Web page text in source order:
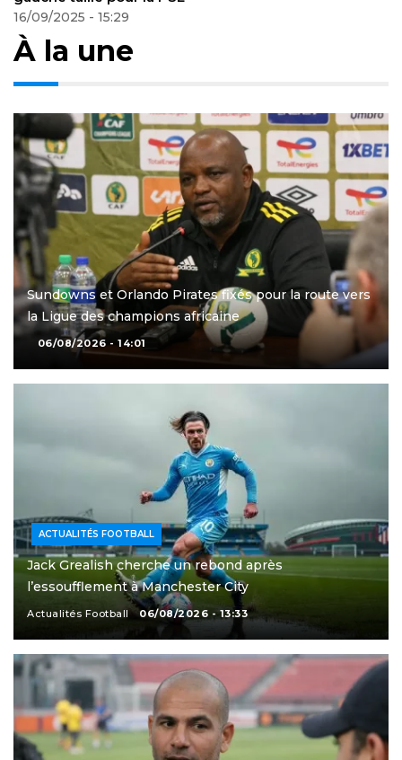
22/09/2025 - 00:52
À la une
Sundowns et Orlando Pirates fixés pour la route vers
la Ligue des champions africaine
06/08/2026 - 14:01
ACTUALITÉS FOOTBALL
Jack Grealish cherche un rebond après
l’essoufflement à Manchester City
Actualités Football 06/08/2026 - 13:33